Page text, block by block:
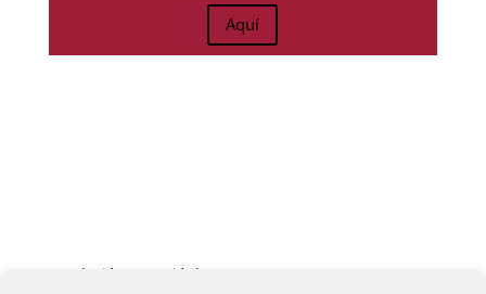
Aquí
Fundació La Passió d’Esparreguera, 2026